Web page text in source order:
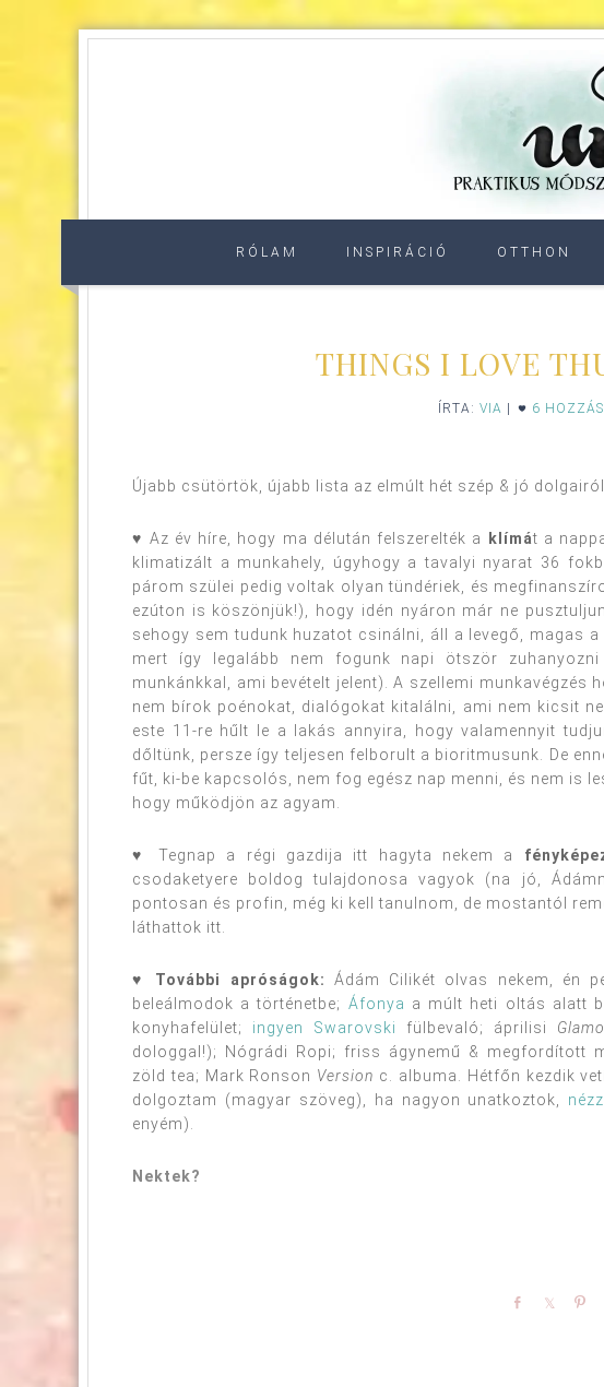
RÓLAM INSPIRÁCIÓ OTTHON
THINGS I LOVE
ÍRTA: VIA 6
Újabb csütörtök, újabb lista az elmúlt hét szép & jó
♥ Az év híre, hogy ma délután felszerelték a klímát a
klimatizált a munkahely, úgyhogy a tavalyi nyarat 36
párom szülei pedig voltak olyan tündériek, és
ezúton is köszönjük!), hogy idén nyáron már ne
sehogy sem tudunk huzatot csinálni, áll a levegő, magas
mert így legalább nem fogunk napi ötször
munkánkkal, ami bevételt jelent). A szellemi munkavégzés
nem bírok poénokat, dialógokat kitalálni, ami nem kicsit
este 11-re hűlt le a lakás annyira, hogy valamennyit
dőltünk, persze így teljesen felborult a bioritmusunk. De
fűt, ki-be kapcsolós, nem fog egész nap menni, és nem is
hogy működjön az agyam.
♥ Tegnap a régi gazdija itt hagyta nekem a
csodaketyere boldog tulajdonosa vagyok (na jó,
pontosan és profin, még ki kell tanulnom, de mostantól
láthattok itt.
♥ További apróságok:
Ádám Cilikét olvas nekem, én
beleálmodok a történetbe; Áfonya a múlt heti oltás alatt
konyhafelület; ingyen Swarovski fülbevaló; áprilisi
dologgal!); Nógrádi Ropi; friss ágynemű & megfordított
zöld tea; Mark Ronson Version c. albuma. Hétfőn kezdik
dolgoztam (magyar szöveg), ha nagyon unatkoztok,
enyém).
Nektek?
Share Share